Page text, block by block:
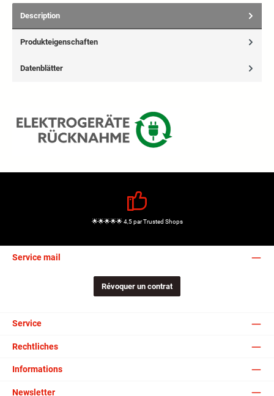
Description
Produkteigenschaften
Datenblätter
🌟🌟🌟🌟🌟 4,5 par Trusted Shops
Service mail
Révoquer un contrat
Service
Rechtliches
Informations
Newsletter